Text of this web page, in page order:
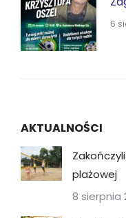
6
AKTUALNOŚCI
plażowej
8 sierpnia